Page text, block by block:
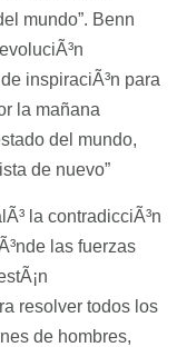
mundo”. Benn
inspiraciÃ³n para
la mañana
del mundo,
de nuevo”
la contradicciÃ³n
las fuerzas
resolver todos los
de hombres,